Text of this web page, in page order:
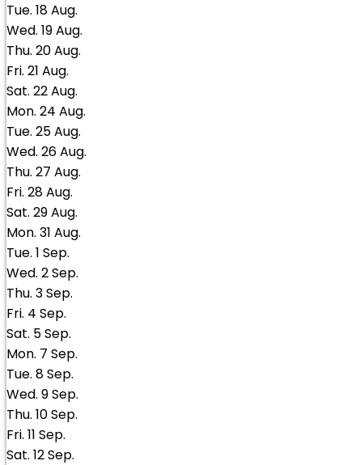
Tue. 18Aug.
Wed. 19Aug.
Thu. 20Aug.
Fri. 21 Aug.
Sat. 22Aug.
Mon. 24 Aug.
Tue. 25Aug.
Wed. 26Aug.
Thu. 27 Aug.
Fri. 28Aug.
Sat. 29Aug.
Mon. 31 Aug.
Tue. 1 Sep.
Wed. 2Sep.
Thu. 3Sep.
Fri. 4 Sep.
Sat. 5Sep.
Mon. 7 Sep.
Tue. 8Sep.
Wed. 9Sep.
Thu. 10Sep.
Fri. 11 Sep.
Sat. 12Sep.